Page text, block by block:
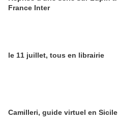
France Inter
le 11 juillet, tous en librairie
Camilleri, guide virtuel en Sicile